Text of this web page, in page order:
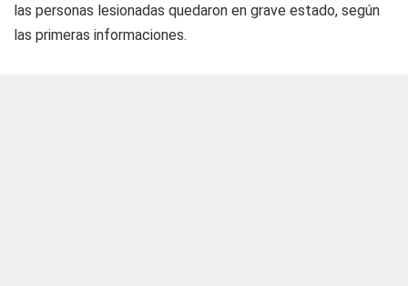
las personas lesionadas quedaron en grave estado, según
las primeras informaciones.